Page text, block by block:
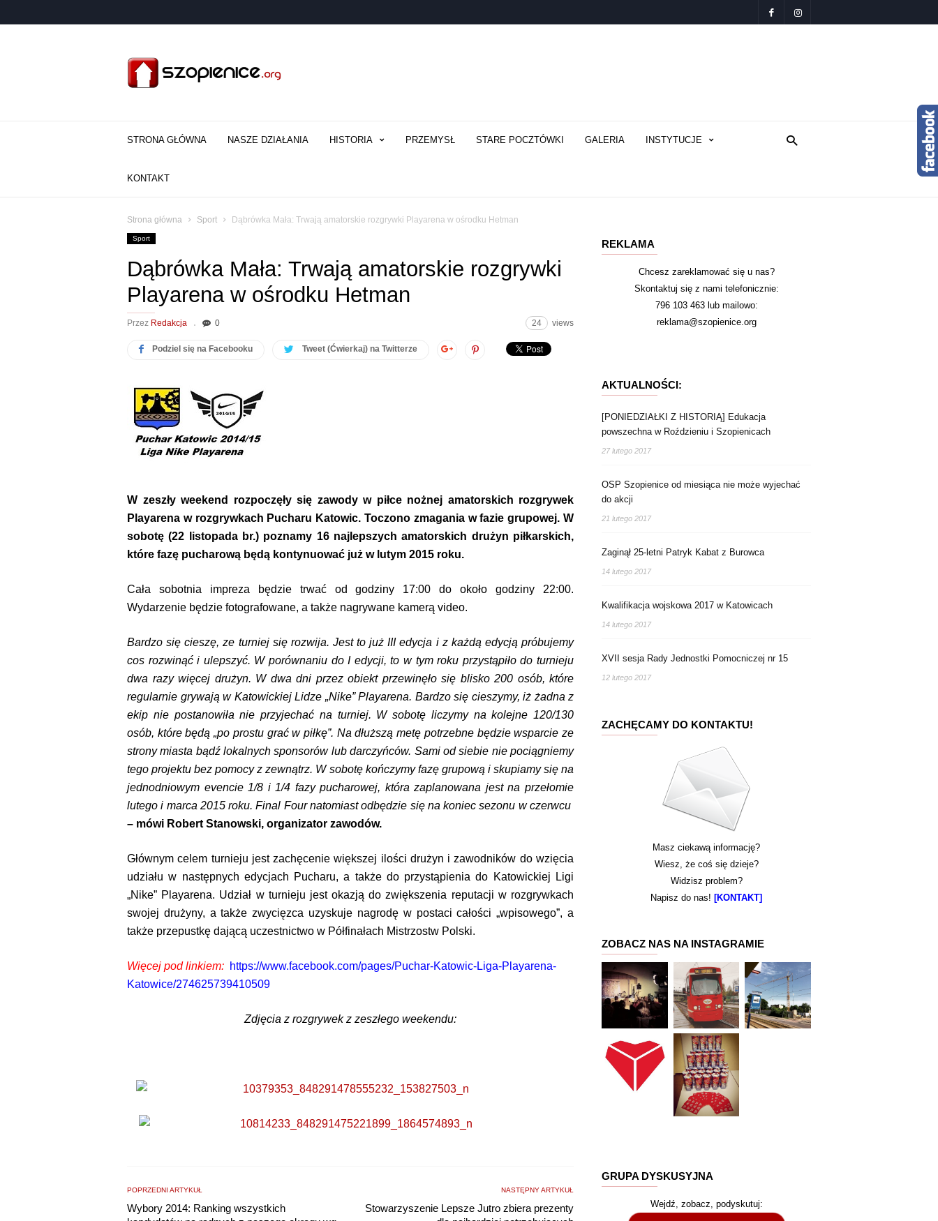
–
Pozytywna
STRONA GŁÓWNA NASZE DZIAŁANIA HISTORIA PRZEMYSŁ STARE POCZTÓWKI GALERIA INSTYTUCJE
KONTAKT
Strona główna Sport Dąbrówka Mała: Trwają amatorskie rozgrywki Playarena w ośrodku Hetman
Sport
Dąbrówka Mała: Trwają amatorskie rozgrywki
Playarena w ośrodku Hetman
Przez Redakcja 0 24 views
Podziel się na Facebooku Tweet (Ćwierkaj) na Twitterze
W zeszły weekend rozpoczęły się zawody w piłce nożnej amatorskich rozgrywek
Playarena w rozgrywkach Pucharu Katowic. Toczono zmagania w fazie grupowej. W
sobotę (22 listopada br.) poznamy 16 najlepszych amatorskich drużyn piłkarskich,
które fazę pucharową będą kontynuować już w lutym 2015 roku.
Cała sobotnia impreza będzie trwać od godziny 17:00 do około godziny 22:00.
Wydarzenie będzie fotografowane, a także nagrywane kamerą video.
Bardzo się cieszę, ze turniej się rozwija. Jest to już III edycja i z każdą edycją próbujemy
cos rozwinąć i ulepszyć. W porównaniu do I edycji, to w tym roku przystąpiło do turnieju
dwa razy więcej drużyn. W dwa dni przez obiekt przewinęło się blisko 200 osób, które
regularnie grywają w Katowickiej Lidze „Nike” Playarena. Bardzo się cieszymy, iż żadna z
ekip nie postanowiła nie przyjechać na turniej. W sobotę liczymy na kolejne 120/130
osób, które będą „po prostu grać w piłkę”. Na dłuższą metę potrzebne będzie wsparcie ze
strony miasta bądź lokalnych sponsorów lub darczyńców. Sami od siebie nie pociągniemy
tego projektu bez pomocy z zewnątrz. W sobotę kończymy fazę grupową i skupiamy się na
jednodniowym evencie 1/8 i 1/4 fazy pucharowej, która zaplanowana jest na przełomie
lutego i marca 2015 roku. Final Four natomiast odbędzie się na koniec sezonu w czerwcu
– mówi Robert Stanowski, organizator zawodów.
Głównym celem turnieju jest zachęcenie większej ilości drużyn i zawodników do wzięcia
udziału w następnych edycjach Pucharu, a także do przystąpienia do Katowickiej Ligi
„Nike” Playarena. Udział w turnieju jest okazją do zwiększenia reputacji w rozgrywkach
swojej drużyny, a także zwycięzca uzyskuje nagrodę w postaci całości „wpisowego”, a
także przepustkę dającą uczestnictwo w Półfinałach Mistrzostw Polski.
Więcej pod linkiem: https://www.facebook.com/pages/Puchar-Katowic-Liga-Playarena-
Katowice/274625739410509
Zdjęcia z rozgrywek z zeszłego weekendu:
POPRZEDNI ARTYKUŁ
Wybory 2014: Ranking wszystkich
NASTĘPNY ARTYKUŁ
Stowarzyszenie Lepsze Jutro zbiera prezenty
REKLAMA
Chcesz zareklamować się u nas?
Skontaktuj się z nami telefonicznie:
796 103 463 lub mailowo:
reklama@szopienice.org
AKTUALNOŚCI:
[PONIEDZIAŁKI Z HISTORIĄ] Edukacja
powszechna w Roździeniu i Szopienicach
27 lutego 2017
OSP Szopienice od miesiąca nie może wyjechać
do akcji
21 lutego 2017
Zaginął 25-letni Patryk Kabat z Burowca
14 lutego 2017
Kwalifikacja wojskowa 2017 w Katowicach
14 lutego 2017
XVII sesja Rady Jednostki Pomocniczej nr 15
12 lutego 2017
ZACHĘCAMY DO KONTAKTU!
Masz ciekawą informację?
Wiesz, że coś się dzieje?
Widzisz problem?
Napisz do nas! [KONTAKT]
ZOBACZ NAS NA INSTAGRAMIE
GRUPA DYSKUSYJNA
Wejdź, zobacz, podyskutuj: